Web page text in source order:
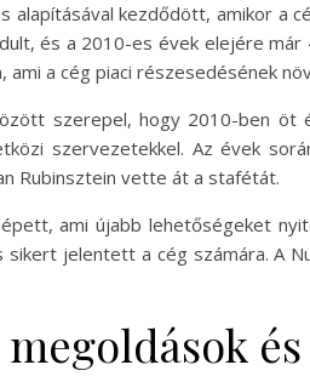
alapításával kezdődött, amikor a
és a 2010-es évek elejére
ami a cég piaci részesedésének
szerepel, hogy 2010-ben
szervezetekkel. Az évek
Rubinsztein vette át a stafétát.
ami újabb lehetőségeket
jelentett a cég számára. A